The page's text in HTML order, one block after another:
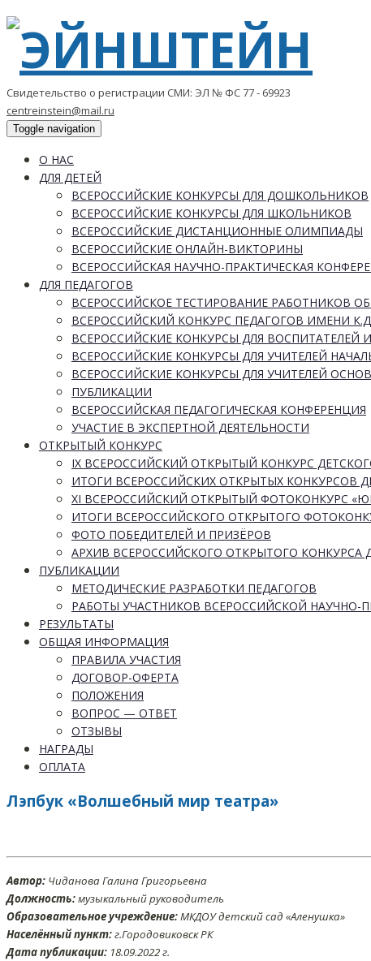
Свидетельство о регистрации СМИ: ЭЛ № ФС 77 - 69923
centreinstein@mail.ru
Toggle navigation
О НАС
ДЛЯ ДЕТЕЙ
ВСЕРОССИЙСКИЕ КОНКУРСЫ ДЛЯ ДОШКОЛЬНИКОВ
ВСЕРОССИЙСКИЕ КОНКУРСЫ ДЛЯ ШКОЛЬНИКОВ
ВСЕРОССИЙСКИЕ ДИСТАНЦИОННЫЕ ОЛИМПИАДЫ
ВСЕРОССИЙСКИЕ ОНЛАЙН-ВИКТОРИНЫ
ВСЕРОССИЙСКАЯ НАУЧНО-ПРАКТИЧЕСКАЯ
ДЛЯ ПЕДАГОГОВ
ВСЕРОССИЙСКОЕ ТЕСТИРОВАНИЕ РАБОТНИКОВ
ВСЕРОССИЙСКИЙ КОНКУРС ПЕДАГОГОВ ИМЕНИ
ВСЕРОССИЙСКИЕ КОНКУРСЫ ДЛЯ ВОСПИТАТЕЛЕЙ
ВСЕРОССИЙСКИЕ КОНКУРСЫ ДЛЯ УЧИТЕЛЕЙ
ВСЕРОССИЙСКИЕ КОНКУРСЫ ДЛЯ УЧИТЕЛЕЙ
ПУБЛИКАЦИИ
ВСЕРОССИЙСКАЯ ПЕДАГОГИЧЕСКАЯ КОНФЕРЕНЦИЯ
УЧАСТИЕ В ЭКСПЕРТНОЙ ДЕЯТЕЛЬНОСТИ
ОТКРЫТЫЙ КОНКУРС
IX ВСЕРОССИЙСКИЙ ОТКРЫТЫЙ КОНКУРС
ИТОГИ ВСЕРОССИЙСКИХ ОТКРЫТЫХ КОНКУРСОВ
XI ВСЕРОССИЙСКИЙ ОТКРЫТЫЙ ФОТОКОНКУРС
ИТОГИ ВСЕРОССИЙСКОГО ОТКРЫТОГО
ФОТО ПОБЕДИТЕЛЕЙ И ПРИЗЁРОВ
АРХИВ ВСЕРОССИЙСКОГО ОТКРЫТОГО КОНКУРСА
ПУБЛИКАЦИИ
МЕТОДИЧЕСКИЕ РАЗРАБОТКИ ПЕДАГОГОВ
РАБОТЫ УЧАСТНИКОВ ВСЕРОССИЙСКОЙ
РЕЗУЛЬТАТЫ
ОБЩАЯ ИНФОРМАЦИЯ
ПРАВИЛА УЧАСТИЯ
ДОГОВОР-ОФЕРТА
ПОЛОЖЕНИЯ
ВОПРОС — ОТВЕТ
ОТЗЫВЫ
НАГРАДЫ
ОПЛАТА
Лэпбук «Волшебный мир театра»
Автор: Чиданова Галина Григорьевна
Должность:музыкальный руководитель
Образовательное учреждение:МКДОУ детский сад «Аленушка»
Населённый пункт:г.Городовиковск РК
Дата публикации: 18.09.2022 г.